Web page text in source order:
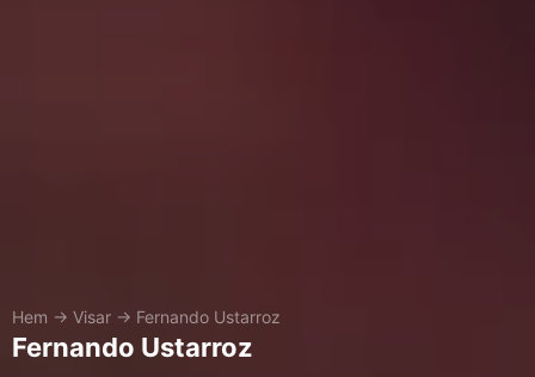
Hem → Visar → Fernando Ustarroz
Fernando Ustarroz